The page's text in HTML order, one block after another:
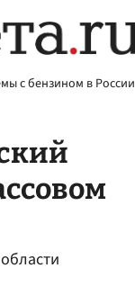
с бензином в России